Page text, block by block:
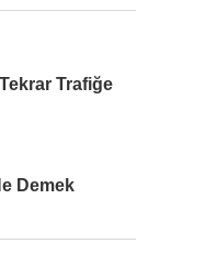
Trafiğe
Demek